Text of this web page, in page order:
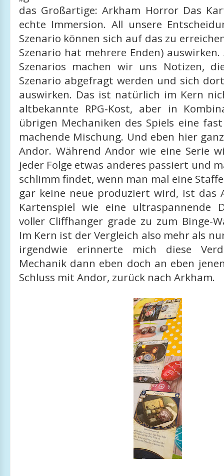
das Großartige: Arkham Horror Das
echte Immersion. All unsere
Szenario können sich auf das zu
Szenario hat mehrere Enden) auswirken.
Szenarios machen wir uns Notizen,
Szenario abgefragt werden und sich
auswirken. Das ist natürlich im Kern
altbekannte RPG-Kost, aber in
übrigen Mechaniken des Spiels eine
machende Mischung. Und eben hier
Andor. Während Andor wie eine Serie
jeder Folge etwas anderes passiert und
schlimm findet, wenn man mal eine
gar keine neue produziert wird, ist das
Kartenspiel wie eine ultraspannende
voller Cliffhanger grade zu zum Binge-
Im Kern ist der Vergleich also mehr als
irgendwie erinnerte mich diese
Mechanik dann eben doch an eben
Schluss mit Andor, zurück nach Arkham.